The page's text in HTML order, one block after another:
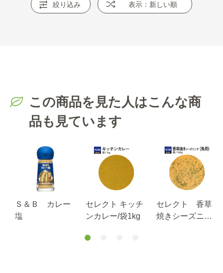
絞り込み 表示：新しい順
この商品を見た人はこんな商
品も見ています
Ｓ＆Ｂ カレー
塩
セレクト キッチ
ンカレー/袋1kg
セレクト 香草
焼きシーズニン